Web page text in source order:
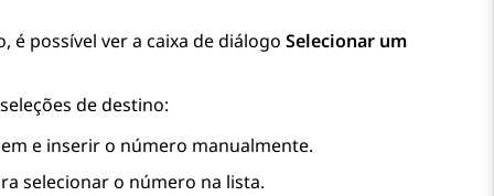
é possível ver a caixa de diálogo Selecionar um
de destino:
e inserir o número manualmente.
selecionar o número na lista.